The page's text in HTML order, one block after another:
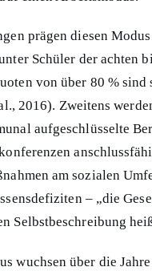
prägen diesen
Schüler der achten
von über 80 % sind
2016). Zweitens
aufgeschlüsselte
am sozialen
– „die
Selbstbeschreibung
wuchsen über die